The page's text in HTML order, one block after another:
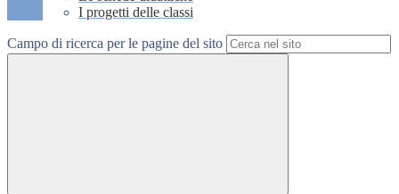
I progetti delle classi
Campo di ricerca per le pagine del sito